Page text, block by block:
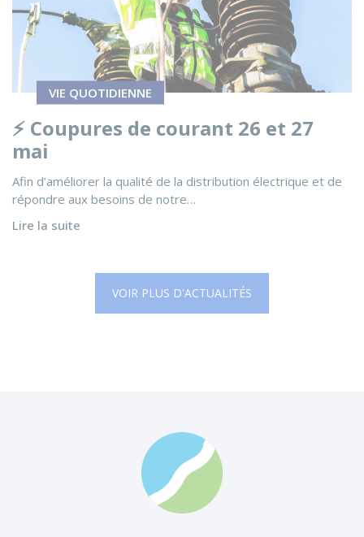
VIE QUOTIDIENNE
⚡ Coupures de courant 26 et 27
mai
Afin d’améliorer la qualité de la distribution électrique et de
répondre aux besoins de notre…
Lire la suite
VOIR PLUS D'ACTUALITÉS